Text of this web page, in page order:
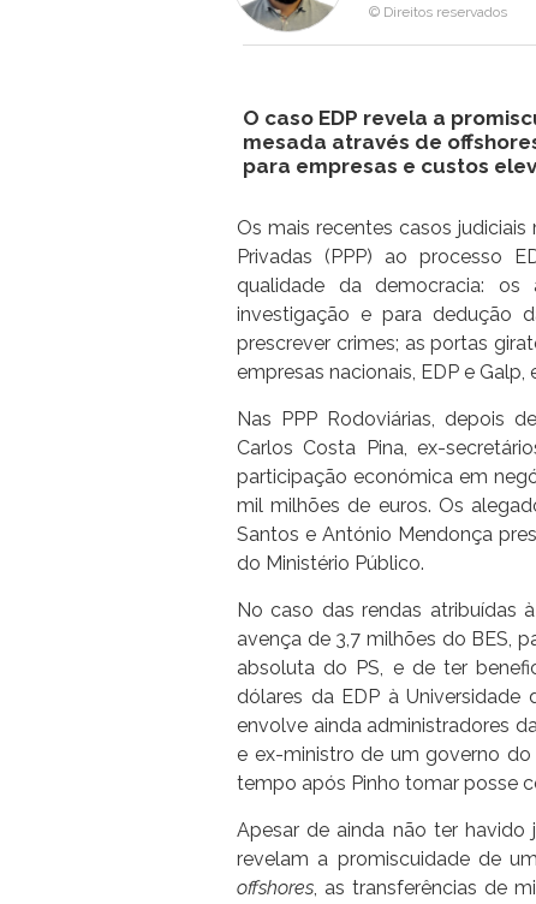
© Direitos reservados
O caso EDP revela a
mesada através de
para empresas e custos
Os mais recentes casos
Privadas (PPP) ao processo
qualidade da democracia:
investigação e para dedução
prescrever crimes; as portas
empresas nacionais, EDP e
Nas PPP Rodoviárias, depois
Carlos Costa Pina, ex-
participação económica em
mil milhões de euros. Os
Santos e António Mendonça
do Ministério Público.
No caso das rendas atribuídas
avença de 3,7 milhões do BES,
absoluta do PS, e de ter
dólares da EDP à Universidade
envolve ainda administradores
e ex-ministro de um governo
tempo após Pinho tomar posse
Apesar de ainda não ter
revelam a promiscuidade de
offshores, as transferências de